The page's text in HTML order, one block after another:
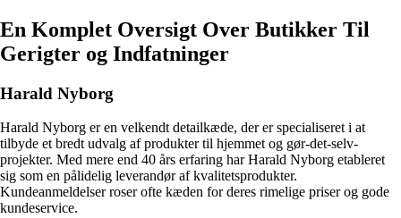
En Komplet Oversigt Over Butikker Til
Gerigter og Indfatninger
Harald Nyborg
Harald Nyborg er en velkendt detailkæde, der er specialiseret i at
tilbyde et bredt udvalg af produkter til hjemmet og gør-det-selv-
projekter. Med mere end 40 års erfaring har Harald Nyborg etableret
sig som en pålidelig leverandør af kvalitetsprodukter.
Kundeanmeldelser roser ofte kæden for deres rimelige priser og gode
kundeservice.